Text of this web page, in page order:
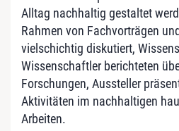
Alltag nachhaltig gestaltet
Rahmen von Fachvorträgen
vielschichtig diskutiert,
Wissenschaftler berichteten
Forschungen, Aussteller
Aktivitäten im nachhaltigen
Arbeiten.